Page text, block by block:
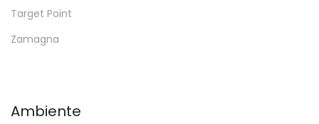
Target Point
Zamagna
Ambiente